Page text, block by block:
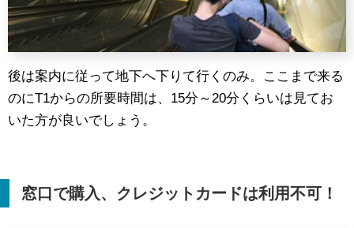
後は案内に従って地下へ下りて行くのみ。ここまで来る
のにT1からの所要時間は、15分～20分くらいは見てお
いた方が良いでしょう。
窓口で購入、クレジットカードは利用不可！